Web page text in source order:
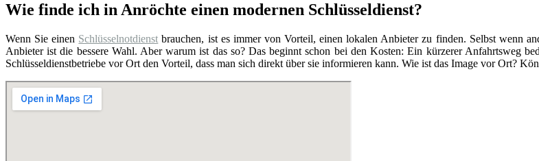
Wie finde ich in Anröchte einen modernen Schlüsseldienst?
Wenn Sie einen Schlüsselnotdienst brauchen, ist es immer von Vorteil, einen lokalen Anbieter zu finden. Selbst wenn
Anbieter ist die bessere Wahl. Aber warum ist das so? Das beginnt schon bei den Kosten: Ein kürzerer Anfahrtsweg
Schlüsseldienstbetriebe vor Ort den Vorteil, dass man sich direkt über sie informieren kann. Wie ist das Image vor Ort?